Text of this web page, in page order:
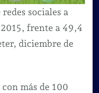
sociales a
frente a 49,4
diciembre de
más de 100